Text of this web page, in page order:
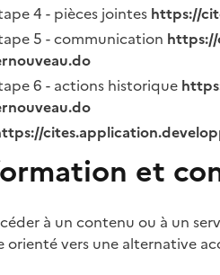
4 - pièces jointes https://
5 - communication
6 - actions historique
et
à un contenu ou à un
vers une alternative